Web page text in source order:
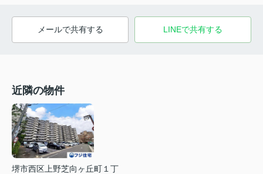
メールで共有する LINEで共有する
近隣の物件
堺市西区上野芝向ヶ丘町１丁